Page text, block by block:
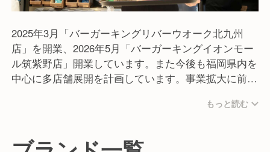
2025年3月「バーガーキングリバーウオーク北九州
店」を開業、2026年5月「バーガーキングイオンモー
ル筑紫野店」開業しています。また今後も福岡県内を
中心に多店舗展開を計画しています。事業拡大に前向
もっと読む